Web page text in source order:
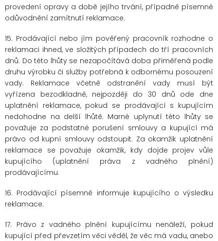
provedení opravy a době jejího trvání, případně písemné
odůvodnění zamítnutí reklamace.
15. Prodávající nebo jím pověřený pracovník rozhodne o
reklamaci ihned, ve složitých případech do tří pracovních
dnů. Do této lhůty se nezapočítává doba přiměřená podle
druhu výrobku či služby potřebná k odbornému posouzení
vady. Reklamace včetně odstranění vady musí být
vyřízena bezodkladně, nejpozději do 30 dnů ode dne
uplatnění reklamace, pokud se prodávající s kupujícím
nedohodne na delší lhůtě. Marné uplynutí této lhůty se
považuje za podstatné porušení smlouvy a kupující má
právo od kupní smlouvy odstoupit. Za okamžik uplatnění
reklamace se považuje okamžik, kdy dojde projev vůle
kupujícího (uplatnění práva z vadného plnění)
prodávajícímu.
16. Prodávající písemně informuje kupujícího o výsledku
reklamace.
17. Právo z vadného plnění kupujícímu nenáleží, pokud
kupující před převzetím věci věděl, že věc má vadu, anebo